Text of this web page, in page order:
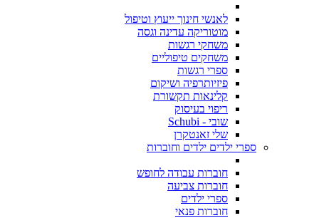
לאנשי חינוך ייעוץ וטיפול
מוטוריקה עדינה וגסה
משחקי רגשות
משחקים טיפוליים
ספרי רגשות
פיזיותרפיה ושיקום
קלינאות תקשורת
ריפוי בעיסוק
שובי - Schubi
שלי זאנטקרן
ספרי ילדים ילדים וחוברות
חוברות עבודה לחופש
חוברות צביעה
ספרי ילדים
חוברות פנאי